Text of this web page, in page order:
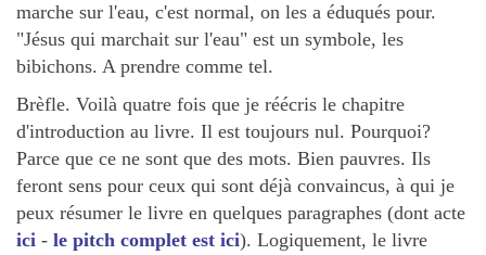
marche sur l'eau, c'est normal, on les a éduqués pour.
"Jésus qui marchait sur l'eau" est un symbole, les
bibichons. A prendre comme tel.
Brèfle. Voilà quatre fois que je réécris le chapitre
d'introduction au livre. Il est toujours nul. Pourquoi?
Parce que ce ne sont que des mots. Bien pauvres. Ils
feront sens pour ceux qui sont déjà convaincus, à qui je
peux résumer le livre en quelques paragraphes (dont acte
ici - le pitch complet est ici). Logiquement, le livre